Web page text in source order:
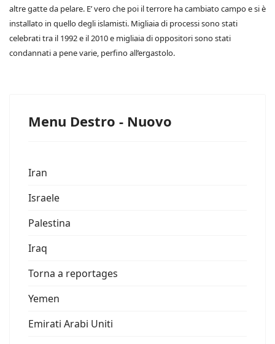
altre gatte da pelare. E’ vero che poi il terrore ha cambiato campo e si è
installato in quello degli islamisti. Migliaia di processi sono stati
celebrati tra il 1992 e il 2010 e migliaia di oppositori sono stati
condannati a pene varie, perfino all’ergastolo.
Menu Destro - Nuovo
Iran
Israele
Palestina
Iraq
Torna a reportages
Yemen
Emirati Arabi Uniti